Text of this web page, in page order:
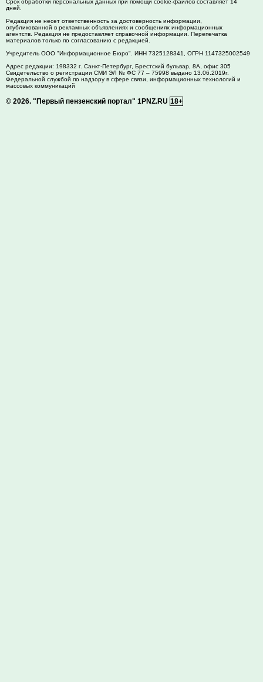
дней.
Редакция не несет ответственность за достоверность информации,
опубликованной в рекламных объявлениях и сообщениях информационных
агентств. Редакция не предоставляет справочной информации. Перепечатка
материалов только по согласованию с редакцией.
Учредитель ООО "Информационное Бюро". ИНН 7325128341, ОГРН 1147325002549
Адрес редакции: 198332 г. Санкт-Петербург, Брестский бульвар, 8А, офис 305
Свидетельство о регистрации СМИ ЭЛ № ФС 77 – 75998 выдано 13.06.2019г.
Федеральной службой по надзору в сфере связи, информационных технологий и
массовых коммуникаций
© 2026. "Первый пензенский портал" 1PNZ.RU 18+